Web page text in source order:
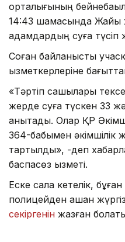
орталығының
14:43 шамасында Жайық
адамдардың суға түсіп
Соған байланысты
қызметкерлеріне
«Тәртіп сақшылары
жерде суға түскен 33
анықтады. Олар ҚР
364-бабымен әкімшілік
тартылды», -деп
баспасөз қызметі.
Еске сала кетелік,
полицейден қашқан
секіргенін жазған